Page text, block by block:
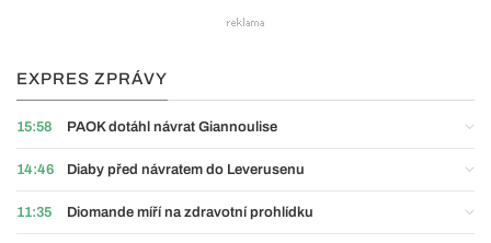
EXPRES ZPRÁVY
15:58 PAOK dotáhl návrat Giannoulise
14:46 Diaby před návratem do Leverusenu
11:35 Diomande míří na zdravotní prohlídku